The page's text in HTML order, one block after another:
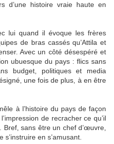
d’une histoire vraie haute en
lui quand il évoque les frères
de bras cassés qu’Attila et
Avec un côté désespéré et
ubuesque du pays : flics sans
budget, politiques et media
une fois de plus, à en être
à l’histoire du pays de façon
de recracher ce qu’il
sans être un chef d’œuvre,
en s’amusant.